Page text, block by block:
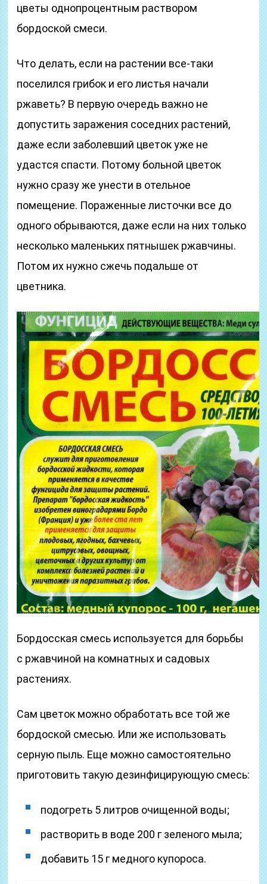
цветы однопроцентным раствором
бордоской смеси.
Что делать, если на растении все-таки
поселился грибок и его листья начали
ржаветь? В первую очередь важно не
допустить заражения соседних растений,
даже если заболевший цветок уже не
удастся спасти. Потому больной цветок
нужно сразу же унести в отельное
помещение. Пораженные листочки все до
одного обрываются, даже если на них только
несколько маленьких пятнышек ржавчины.
Потом их нужно сжечь подальше от
цветника.
Бордосская смесь используется для борьбы
с ржавчиной на комнатных и садовых
растениях.
Сам цветок можно обработать все той же
бордоской смесью. Или же использовать
серную пыль. Еще можно самостоятельно
приготовить такую дезинфицирующую смесь:
подогреть 5 литров очищенной воды;
растворить в воде 200 г зеленого мыла;
добавить 15 г медного купороса.